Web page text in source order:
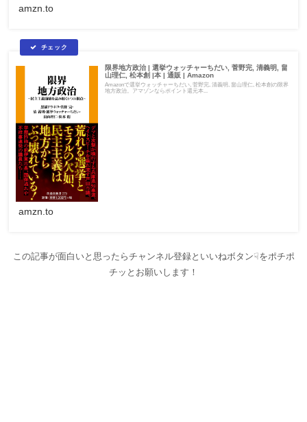
amzn.to
限界地方政治 | 選挙ウォッチャーちだい, 菅野完, 清義明, 畠
山理仁, 松本創 |本 | 通販 | Amazon
Amazonで選挙ウォッチャーちだい, 菅野完, 清義明, 畠山理仁, 松本創の限界
地方政治。アマゾンならポイント還元本...
amzn.to
この記事が面白いと思ったらチャンネル登録といいねボタン☟をポチポ
チッとお願いします！